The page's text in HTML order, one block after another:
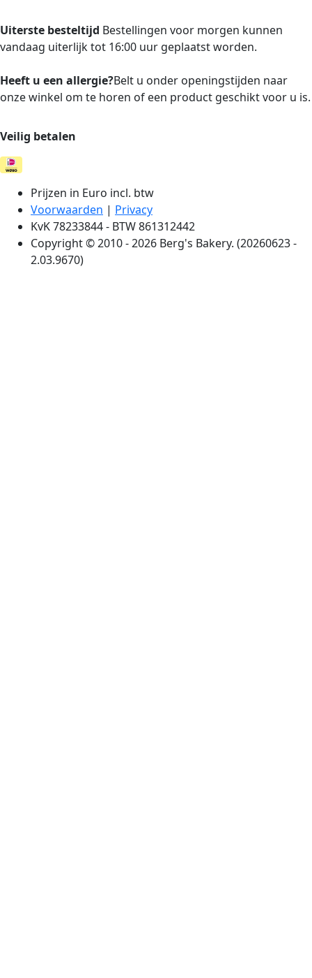
Uiterste besteltijd Bestellingen voor morgen kunnen
vandaag uiterlijk tot 16:00 uur geplaatst worden.
Heeft u een allergie?Belt u onder openingstijden naar
onze winkel om te horen of een product geschikt voor u is.
Veilig betalen
Prijzen in Euro incl. btw
Voorwaarden | Privacy
KvK 78233844 - BTW 861312442
Copyright © 2010 - 2026 Berg's Bakery. (20260623 -
2.03.9670)